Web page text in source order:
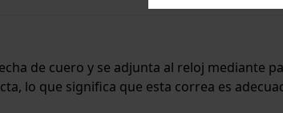
de cuero y se adjunta al reloj mediante
lo que significa que esta correa es